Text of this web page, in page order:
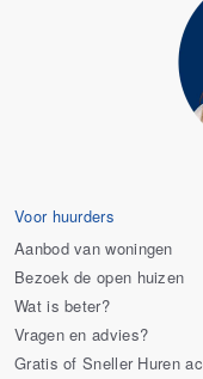
Voor huurders
Aanbod van woningen
Bezoek de open huizen
Wat is beter?
Vragen en advies?
Gratis of Sneller Huren